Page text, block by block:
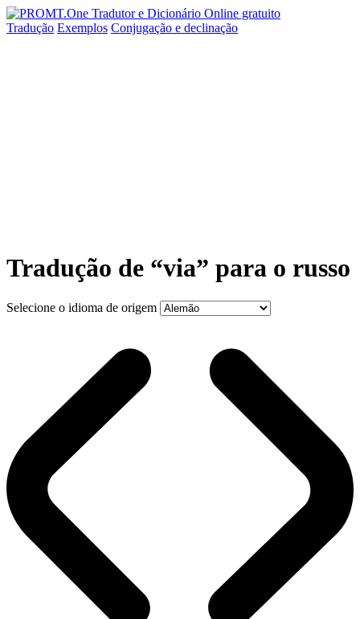
Tradução Exemplos Conjugação e declinação
Tradução de “via” para o russo
Selecione o idioma de origem